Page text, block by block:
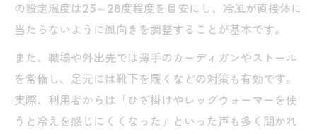
の設定温度は25～28度程度を目安にし、冷風が直接体に
当たらないように風向きを調整することが基本です。
また、職場や外出先では薄手のカーディガンやストール
を常備し、足元には靴下を履くなどの対策も有効です。
実際、利用者からは「ひざ掛けやレッグウォーマーを使
うと冷えを感じにくくなった」といった声も多く聞かれ